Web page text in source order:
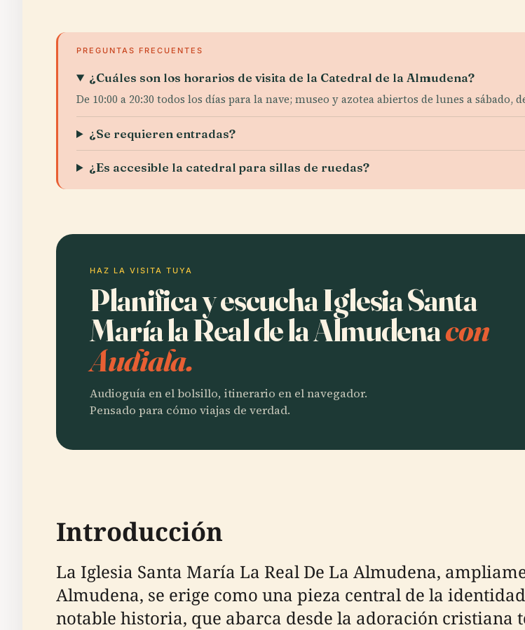
PREGUNTAS FRECUENTES
¿Cuáles son los horarios de visita de la Catedral de la Almudena?
De 10:00 a 20:30 todos los días para la nave; museo y azotea abiertos de lunes a sábado,
¿Se requieren entradas?
¿Es accesible la catedral para sillas de ruedas?
HAZ LA VISITA TUYA
Planifica y escucha Iglesia Santa
María la Real de la Almudenacon
Audiala.
Audioguía en el bolsillo, itinerario en el navegador.
Pensado para cómo viajas de verdad.
Introducción
La Iglesia Santa María La Real De La Almudena,
Almudena, se erige como una pieza central de la
notable historia, que abarca desde la adoración cristiana